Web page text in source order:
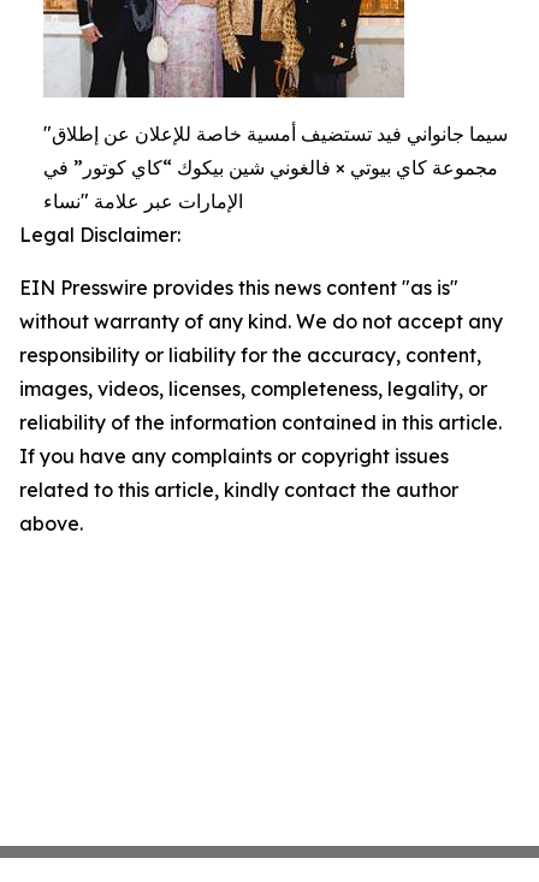
"سيما جانواني فيد تستضيف أمسية خاصة للإعلان عن إطلاق
مجموعة كاي بيوتي × فالغوني شين بيكوك “كاي كوتور” في
الإمارات عبر علامة "نساء
Legal Disclaimer:
EIN Presswire provides this news content "as is"
without warranty of any kind. We do not accept any
responsibility or liability for the accuracy, content,
images, videos, licenses, completeness, legality, or
reliability of the information contained in this article.
If you have any complaints or copyright issues
related to this article, kindly contact the author
above.